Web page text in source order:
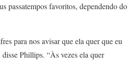
passatempos favoritos, dependendo do
para nos avisar que ela quer que eu
Phillips. “Às vezes ela quer